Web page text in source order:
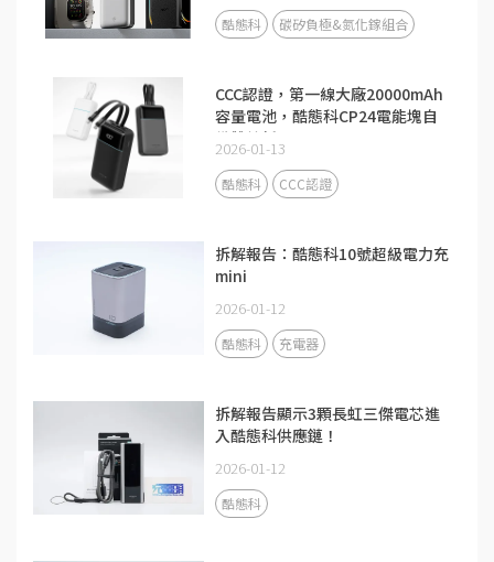
酷態科 碳矽負極&氮化鎵組合
CCC認證，第一線大廠20000mAh
容量電池，酷態科CP24電能塊自
備雙線新品
2026-01-13
酷態科 CCC認證
拆解報告：酷態科10號超級電力充
mini
2026-01-12
酷態科 充電器
拆解報告顯示3顆長虹三傑電芯進
入酷態科供應鏈！
2026-01-12
酷態科